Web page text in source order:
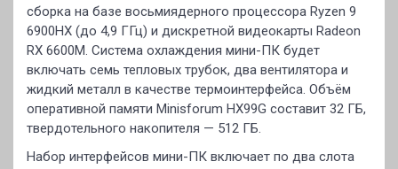
сборка на базе восьмиядерного процессора Ryzen 9
6900HX (до 4,9 ГГц) и дискретной видеокарты Radeon
RX 6600M. Система охлаждения мини-ПК будет
включать семь тепловых трубок, два вентилятора и
жидкий металл в качестве термоинтерфейса. Объём
оперативной памяти Minisforum HX99G составит 32 ГБ,
твердотельного накопителя — 512 ГБ.
Набор интерфейсов мини-ПК включает по два слота